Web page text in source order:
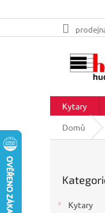
na
Kytary
Domů
kategorie
Kytary